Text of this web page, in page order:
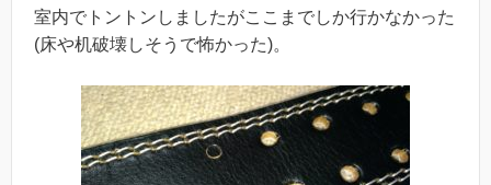
室内でトントンしましたがここまでしか行かなかった
(床や机破壊しそうで怖かった)。